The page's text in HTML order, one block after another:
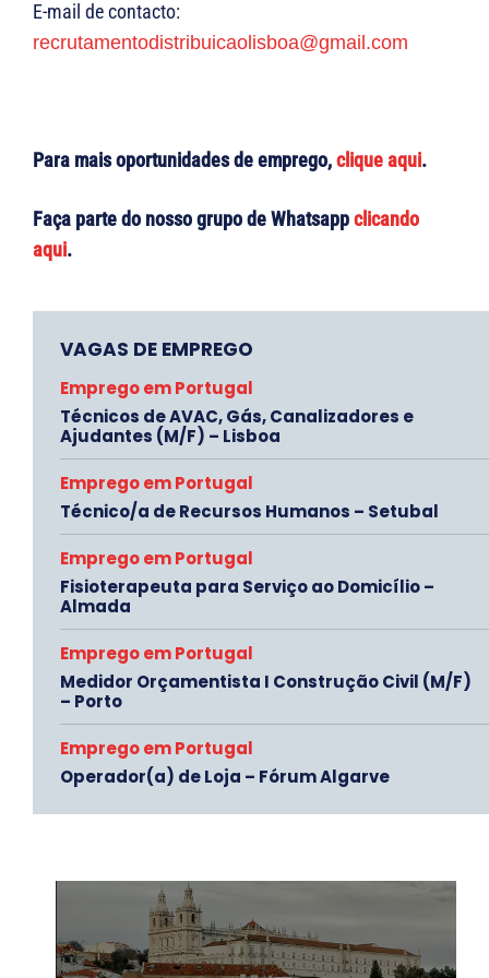
E-mail de contacto:
recrutamentodistribuicaolisboa@gmail.com
Para mais oportunidades de emprego,clique aqui.
Faça parte do nosso grupo de Whatsappclicando
aqui.
VAGAS DE EMPREGO
Emprego em Portugal
Técnicos de AVAC, Gás, Canalizadores e
Ajudantes (M/F) – Lisboa
Emprego em Portugal
Técnico/a de Recursos Humanos – Setubal
Emprego em Portugal
Fisioterapeuta para Serviço ao Domicílio –
Almada
Emprego em Portugal
Medidor Orçamentista I Construção Civil (M/F)
– Porto
Emprego em Portugal
Operador(a) de Loja – Fórum Algarve